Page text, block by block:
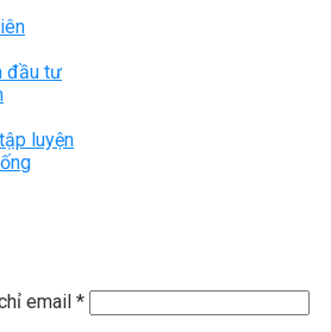
đầu tư
luyện
email *